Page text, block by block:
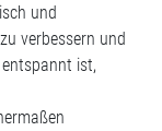
und
verbessern und
ist,